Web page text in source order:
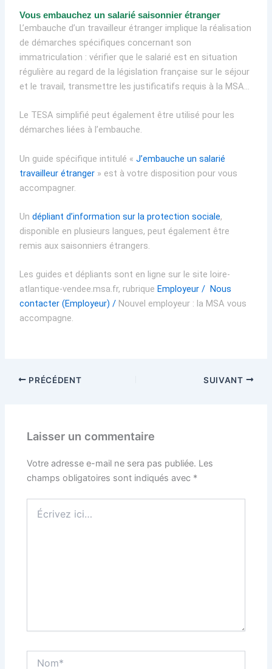
Vous embauchez un salarié saisonnier étranger
L’embauche d’un travailleur étranger implique la réalisation
de démarches spécifiques concernant son
immatriculation : vérifier que le salarié est en situation
régulière au regard de la législation française sur le séjour
et le travail, transmettre les justificatifs requis à la MSA…
Le TESA simplifié peut également être utilisé pour les
démarches liées à l’embauche.
Un guide spécifique intitulé «J’embauche un salarié
travailleur étranger » est à votre disposition pour vous
accompagner.
Undépliant d’information sur la protection sociale,
disponible en plusieurs langues, peut également être
remis aux saisonniers étrangers.
Les guides et dépliants sont en ligne sur le site loire-
atlantique-vendee.msa.fr, rubriqueEmployeur / Nous
contacter (Employeur) / Nouvel employeur : la MSA vous
accompagne.
PRÉCÉDENT SUIVANT
Laisser un commentaire
Votre adresse e-mail ne sera pas publiée. Les
champs obligatoires sont indiqués avec *
ici…